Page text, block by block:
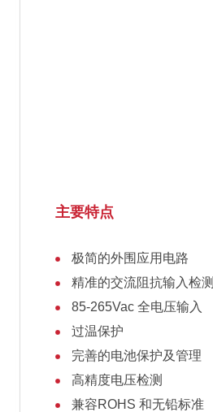
主要特点
极简的外围应用电路
精准的交流阻抗输入检测
85-265Vac 全电压输入
过温保护
完善的电池保护及管理
高精度电压检测
兼容ROHS 和无铅标准